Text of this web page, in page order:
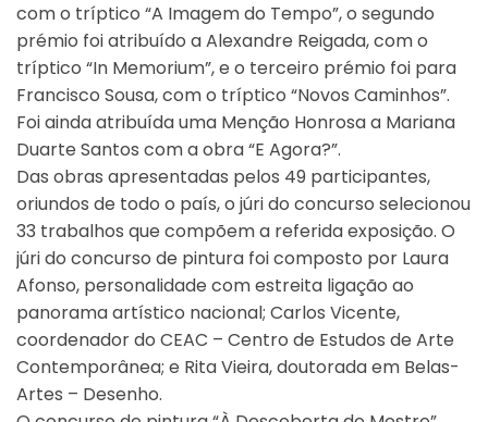
com o tríptico “A Imagem do Tempo”, o segundo
prémio foi atribuído a Alexandre Reigada, com o
tríptico “In Memorium”, e o terceiro prémio foi para
Francisco Sousa, com o tríptico “Novos Caminhos”.
Foi ainda atribuída uma Menção Honrosa a Mariana
Duarte Santos com a obra “E Agora?”.
Das obras apresentadas pelos 49 participantes,
oriundos de todo o país, o júri do concurso selecionou
33 trabalhos que compõem a referida exposição. O
júri do concurso de pintura foi composto por Laura
Afonso, personalidade com estreita ligação ao
panorama artístico nacional; Carlos Vicente,
coordenador do CEAC – Centro de Estudos de Arte
Contemporânea; e Rita Vieira, doutorada em Belas-
Artes – Desenho.